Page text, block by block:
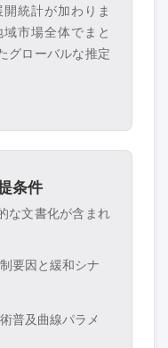
統計が加わりま
市場全体でまと
グローバルな推定
条件
な文書化が含まれ
要因と緩和シナ
普及曲線パラメ